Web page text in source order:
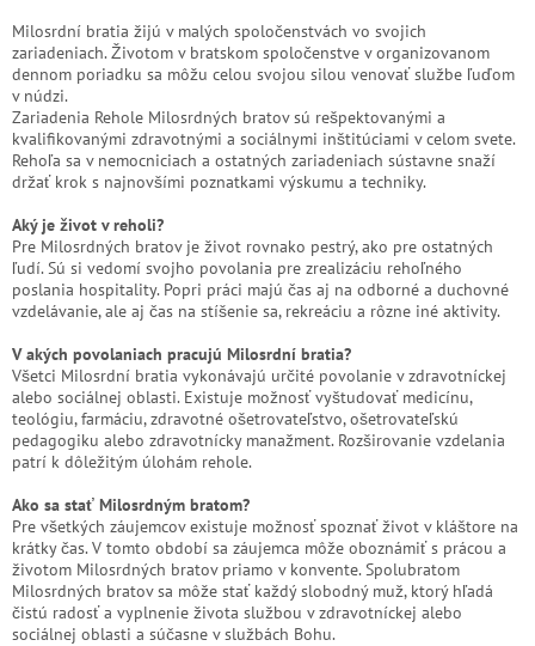
Milosrdní bratia žijú v malých spoločenstvách vo svojich
zariadeniach. Životom v bratskom spoločenstve v organizovanom
dennom poriadku sa môžu celou svojou silou venovať službe ľuďom
v núdzi.
Zariadenia Rehole Milosrdných bratov sú rešpektovanými a
kvalifikovanými zdravotnými a sociálnymi inštitúciami v celom svete.
Rehoľa sa v nemocniciach a ostatných zariadeniach sústavne snaží
držať krok s najnovšími poznatkami výskumu a techniky.
Aký je život v reholi?
Pre Milosrdných bratov je život rovnako pestrý, ako pre ostatných
ľudí. Sú si vedomí svojho povolania pre zrealizáciu rehoľného
poslania hospitality. Popri práci majú čas aj na odborné a duchovné
vzdelávanie, ale aj čas na stíšenie sa, rekreáciu a rôzne iné aktivity.
V akých povolaniach pracujú Milosrdní bratia?
Všetci Milosrdní bratia vykonávajú určité povolanie v zdravotníckej
alebo sociálnej oblasti. Existuje možnosť vyštudovať medicínu,
teológiu, farmáciu, zdravotné ošetrovateľstvo, ošetrovateľskú
pedagogiku alebo zdravotnícky manažment. Rozširovanie vzdelania
patrí k dôležitým úlohám rehole.
Ako sa stať Milosrdným bratom?
Pre všetkých záujemcov existuje možnosť spoznať život v kláštore na
krátky čas. V tomto období sa záujemca môže oboznámiť s prácou a
životom Milosrdných bratov priamo v konvente. Spolubratom
Milosrdných bratov sa môže stať každý slobodný muž, ktorý hľadá
čistú radosť a vyplnenie života službou v zdravotníckej alebo
sociálnej oblasti a súčasne v službách Bohu.